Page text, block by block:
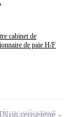
cabinet de
de paie H/F
Non renseigné
ma sélection